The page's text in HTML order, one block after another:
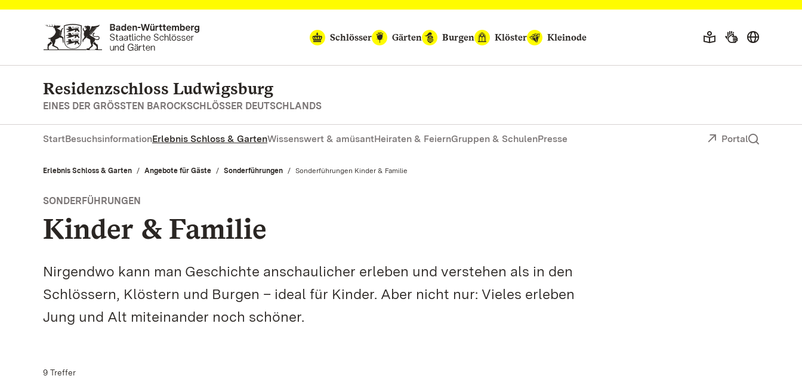
Zum Hauptinhalt springen
Schlösser
Gärten Burgen Klöster Kleinode
Residenzschloss Ludwigsburg
EINES DER GRÖSSTEN BAROCKSCHLÖSSER DEUTSCHLANDS
StartBesuchsinformationErlebnis Schloss & GartenWissenswert & amüsantHeiraten & FeiernGruppen & SchulenPresse Portal
Erlebnis Schloss & Garten Angebote für Gäste Sonderführungen Aktuell:
Sonderführungen Kinder & Familie
SONDERFÜHRUNGEN
Kinder & Familie
Nirgendwo kann man Geschichte anschaulicher erleben und verstehen als in den
Schlössern, Klöstern und Burgen – ideal für Kinder. Aber nicht nur: Vieles erleben
Jung und Alt miteinander noch schöner.
9 Treffer